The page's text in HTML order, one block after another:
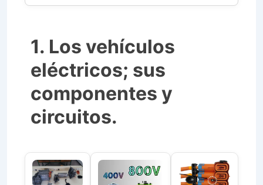
1. Los vehículos
eléctricos; sus
componentes y
circuitos.